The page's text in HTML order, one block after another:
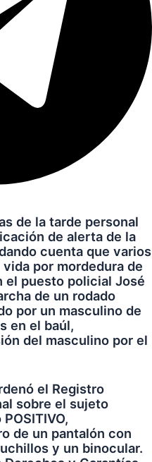
de la tarde personal
de alerta de la
cuenta que varios
por mordedura de
el puesto policial José
de un rodado
por un masculino de
en el baúl,
del masculino por el
el Registro
sobre el sujeto
de un pantalón con
y un binocular.